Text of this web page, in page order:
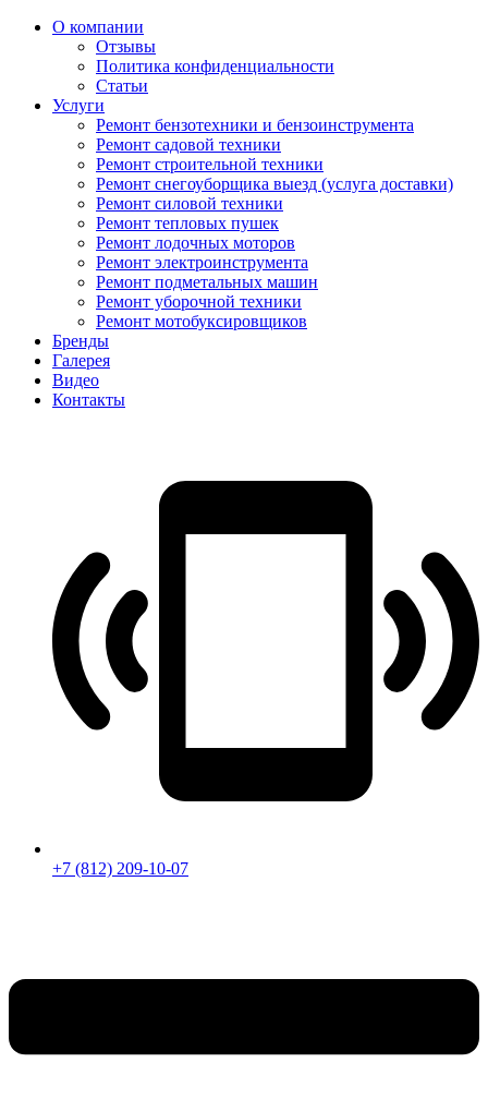
О компании
Отзывы
Политика конфиденциальности
Статьи
Услуги
Ремонт бензотехники и бензоинструмента
Ремонт садовой техники
Ремонт строительной техники
Ремонт снегоуборщика выезд (услуга доставки)
Ремонт силовой техники
Ремонт тепловых пушек
Ремонт лодочных моторов
Ремонт электроинструмента
Ремонт подметальных машин
Ремонт уборочной техники
Ремонт мотобуксировщиков
Бренды
Галерея
Видео
Контакты
+7 (812) 209-10-07